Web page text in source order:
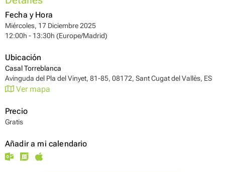
Fecha y Hora
Miércoles, 17 Diciembre 2025
12:00h - 13:30h (Europe/Madrid)
Ubicación
Casal Torreblanca
Avinguda del Pla del Vinyet, 81-85, 08172, Sant Cugat del Vallès, ES
Ver mapa
Precio
Gratis
Añadir a mi calendario